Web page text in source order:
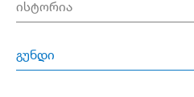
ისტორია
გუნდი